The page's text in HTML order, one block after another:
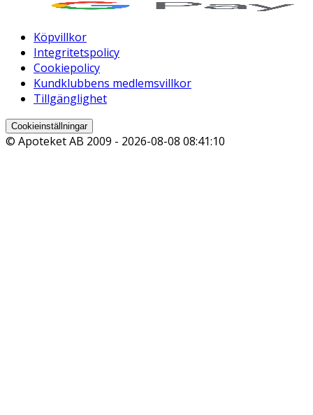
Köpvillkor
Integritetspolicy
Cookiepolicy
Kundklubbens medlemsvillkor
Tillgänglighet
Cookieinställningar
© Apoteket AB 2009 - 2026-08-08 08:41:10